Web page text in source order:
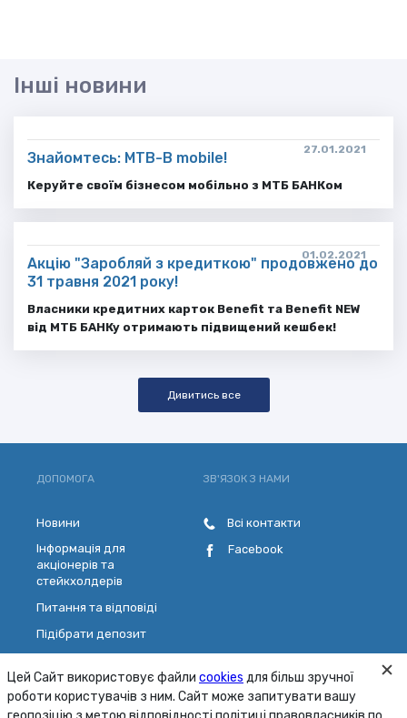
Інші новини
27.01.2021
Знайомтесь: MTB-B mobile!
Керуйте своїм бізнесом мобільно з МТБ БАНКом
01.02.2021
Акцію "Заробляй з кредиткою" продовжено до
31 травня 2021 року!
Власники кредитних карток Benefit та Benefit NEW
від МТБ БАНКу отримають підвищений кешбек!
Дивитись все
Цей Сайт використовує файли cookies для більш зручної
роботи користувачів з ним. Сайт може запитувати вашу
ДОПОМОГА
Новини
Інформація для
акціонерів та
стейкхолдерів
Питання та відповіді
Підібрати депозит
Обрати платіжну картку
Зворотній зв'язок
ЗВ'ЯЗОК З НАМИ
Всі контакти
Facebook